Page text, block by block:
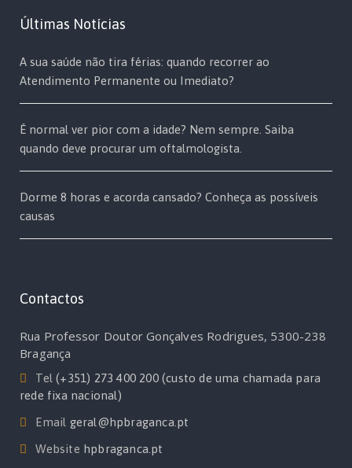
Últimas Notícias
A sua saúde não tira férias: quando recorrer ao
Atendimento Permanente ou Imediato?
É normal ver pior com a idade? Nem sempre. Saiba
quando deve procurar um oftalmologista.
Dorme 8 horas e acorda cansado? Conheça as possíveis
causas
Contactos
Rua Professor Doutor Gonçalves Rodrigues, 5300-238
Bragança
Tel(+351) 273 400 200 (custo de uma chamada para
rede fixa nacional)
Email geral@hpbraganca.pt
Website hpbraganca.pt